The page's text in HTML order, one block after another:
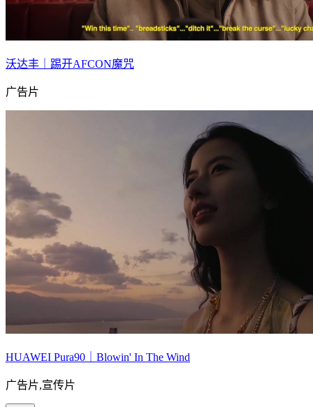
沃达丰｜踢开AFCON魔咒
广告片
HUAWEI Pura90｜Blowin' In The Wind
广告片,宣传片